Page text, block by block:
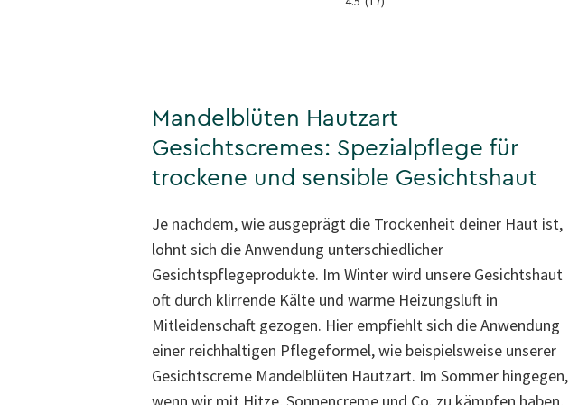
Mandelblüten Hautzart
Gesichtscremes: Spezialpflege für
trockene und sensible Gesichtshaut
Je nachdem, wie ausgeprägt die Trockenheit deiner Haut ist,
lohnt sich die Anwendung unterschiedlicher
Gesichtspflegeprodukte. Im Winter wird unsere Gesichtshaut
oft durch klirrende Kälte und warme Heizungsluft in
Mitleidenschaft gezogen. Hier empfiehlt sich die Anwendung
einer reichhaltigen Pflegeformel, wie beispielsweise unserer
Gesichtscreme Mandelblüten Hautzart. Im Sommer hingegen,
wenn wir mit Hitze, Sonnencreme und Co. zu kämpfen haben,